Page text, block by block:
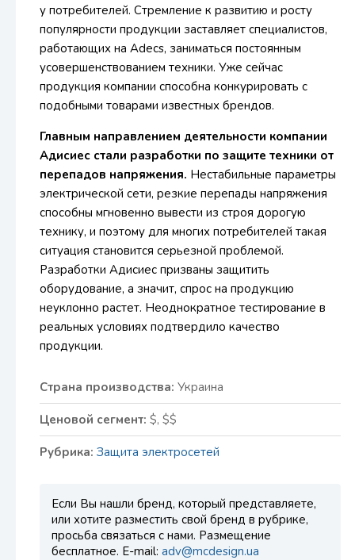
у потребителей. Стремление к развитию и росту
популярности продукции заставляет специалистов,
работающих на Adecs, заниматься постоянным
усовершенствованием техники. Уже сейчас
продукция компании способна конкурировать с
подобными товарами известных брендов.
Главным направлением деятельности компании
Адисиес стали разработки по защите техники от
перепадов напряжения. Нестабильные параметры
электрической сети, резкие перепады напряжения
способны мгновенно вывести из строя дорогую
технику, и поэтому для многих потребителей такая
ситуация становится серьезной проблемой.
Разработки Адисиес призваны защитить
оборудование, а значит, спрос на продукцию
неуклонно растет. Неоднократное тестирование в
реальных условиях подтвердило качество
продукции.
Страна производства: Украина
Ценовой сегмент: $, $$
Рубрика: Защита электросетей
Если Вы нашли бренд, который представляете,
или хотите разместить свой бренд в рубрике,
просьба связаться с нами. Размещение
бесплатное. E-mail: adv@mcdesign.ua